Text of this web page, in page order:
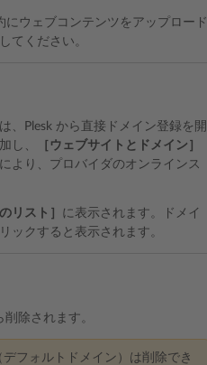
にウェブコンテンツをアップロード
てください。
、Plesk から直接ドメイン登録を開
し、
［ウェブサイトとドメイン］
より、プロバイダのオンラインス
リスト］ に表示されます。ドメイ
ックすると表示されます。
除されます。
フォルトドメイン）は削除でき